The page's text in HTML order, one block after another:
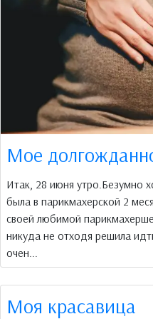
Мое
Итак, 28 июня утро.Безумно
была в парикмахерской 2
своей любимой
никуда не отходя решила
очен...
Моя красавица